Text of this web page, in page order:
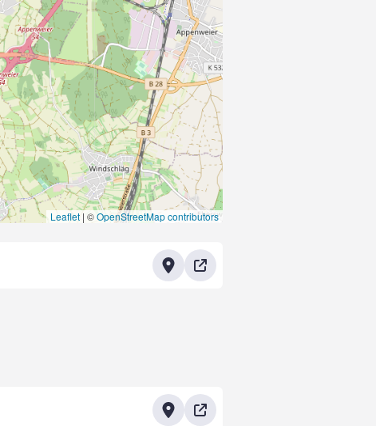
Leaflet | ©OpenStreetMap contributors